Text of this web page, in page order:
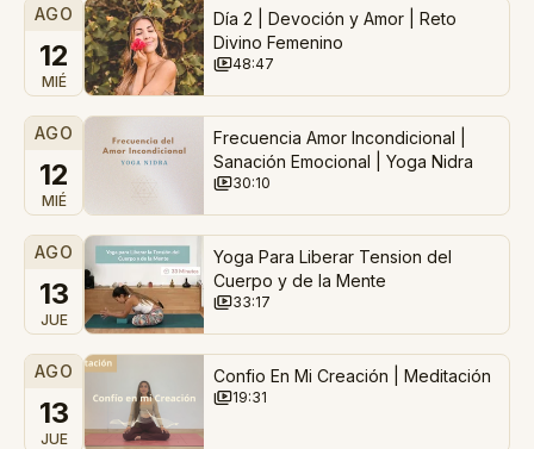
AGO
12
MIÉ
Día 2 | Devoción y Amor | Reto
Divino Femenino
48:47
AGO
12
MIÉ
Frecuencia Amor Incondicional |
Sanación Emocional | Yoga Nidra
30:10
AGO
13
JUE
Yoga Para Liberar Tension del
Cuerpo y de la Mente
33:17
AGO
13
JUE
Confio En Mi Creación | Meditación
19:31